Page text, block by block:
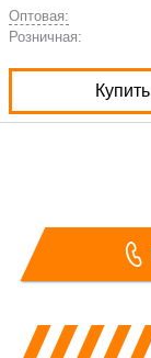
Оптовая:
Розничная:
Купить